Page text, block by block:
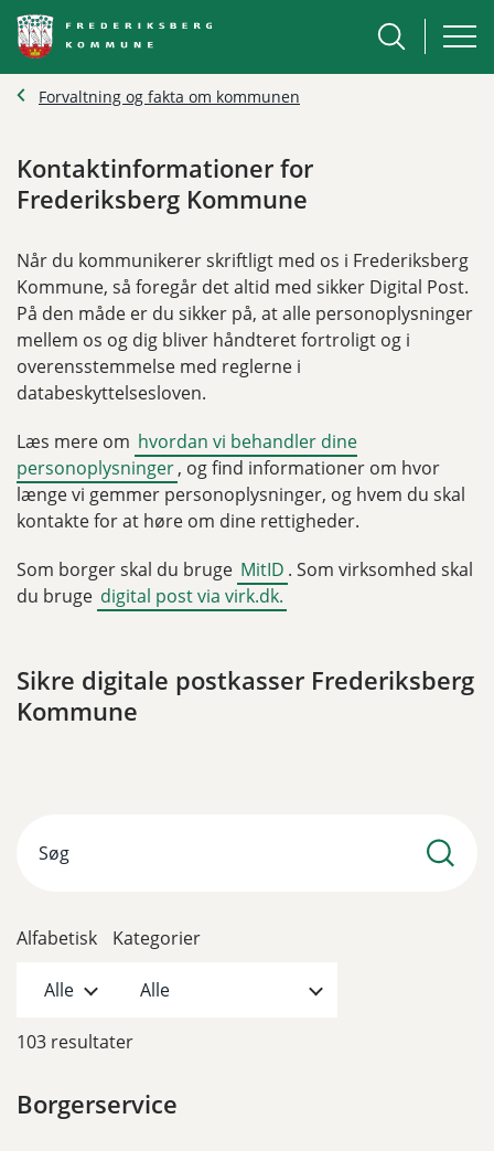
Forvaltning og fakta om kommunen
Kontaktinformationer for
Frederiksberg Kommune
Når du kommunikerer skriftligt med os i Frederiksberg
Kommune, så foregår det altid med sikker Digital Post.
På den måde er du sikker på, at alle personoplysninger
mellem os og dig bliver håndteret fortroligt og i
overensstemmelse med reglerne i
databeskyttelsesloven.
Læs mere om hvordan vi behandler dine
personoplysninger, og find informationer om hvor
længe vi gemmer personoplysninger, og hvem du skal
kontakte for at høre om dine rettigheder.
Som borger skal du bruge MitID . Som virksomhed skal
du bruge digital post via virk.dk.
Sikre digitale postkasser Frederiksberg
Kommune
Alfabetisk Kategorier
103 resultater
Borgerservice